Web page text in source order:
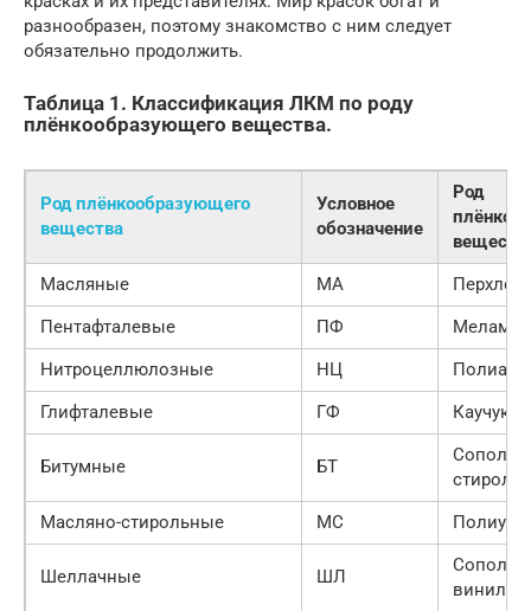
разнообразен, поэтому знакомство с ним следует
обязательно продолжить.
Таблица 1. Классификация ЛКМ по роду
плёнкообразующего вещества.
Род плёнкообразующего
вещества
Условное
обозначение
Род
Масляные
МА
Пентафталевые
ПФ
Нитроцеллюлозные
НЦ
Глифталевые
ГФ
Битумные БТ
Масляно-стирольные
МС
Шеллачные ШЛ